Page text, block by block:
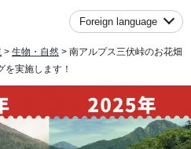
Foreign language
> 生物・自然 > 南アルプス三伏峠のお花畑
実施します！